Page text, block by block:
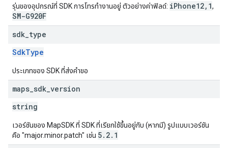
รุ่นของอุปกรณ์ที่ SDK การโทรทำงานอยู่ ตัวอย่างค่าฟิลด์: iPhone12,1,
SM-G920F
sdk type
SdkType
ประเภทของ SDK ที่ส่งคำขอ
maps sdk version
string
เวอร์ชันของ MapSDK ที่ SDK ที่เรียกใช้ขึ้นอยู่กับ (หากมี) รูปแบบเวอร์ชัน
คือ "major.minor.patch" เช่น 5.2.1